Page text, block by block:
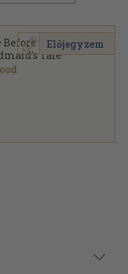
Before
Tale
Előjegyzem